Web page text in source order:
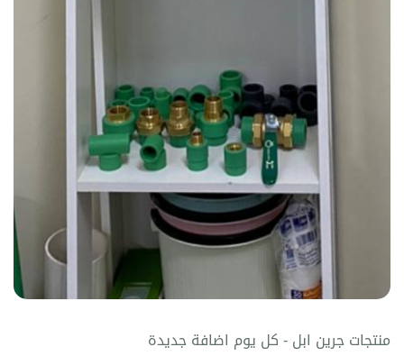
منتجات جرين ابل - كل يوم اضافة جديدة